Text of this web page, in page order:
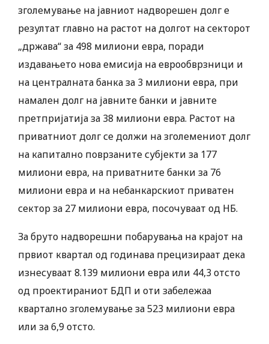
зголемување на јавниот надворешен долг е
резултат главно на растот на долгот на секторот
„држава“ за 498 милиони евра, поради
издавањето нова емисија на еврообврзници и
на централната банка за 3 милиони евра, при
намален долг на јавните банки и јавните
претпријатија за 38 милиони евра. Растот на
приватниот долг се должи на зголемениот долг
на капитално поврзаните субјекти за 177
милиони евра, на приватните банки за 76
милиони евра и на небанкарскиот приватен
сектор за 27 милиони евра, посочуваат од НБ.
За бруто надворешни побарувања на крајот на
првиот квартал од годинава прецизираат дека
изнесуваат 8.139 милиони евра или 44,3 отсто
од проектираниот БДП и оти забележаа
квартално зголемување за 523 милиони евра
или за 6,9 отсто.